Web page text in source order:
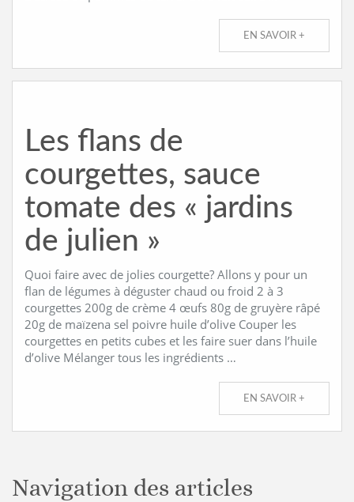
EN SAVOIR +
Les flans de
courgettes, sauce
tomate des « jardins
de julien »
Quoi faire avec de jolies courgette? Allons y pour un
flan de légumes à déguster chaud ou froid 2 à 3
courgettes 200g de crème 4 œufs 80g de gruyère râpé
20g de maïzena sel poivre huile d’olive Couper les
courgettes en petits cubes et les faire suer dans l’huile
d’olive Mélanger tous les ingrédients …
EN SAVOIR +
Navigation des articles